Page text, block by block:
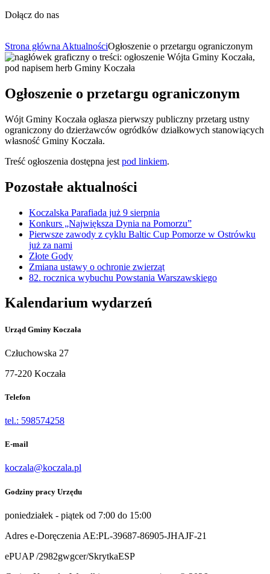
Dołącz do nas
Strona główna AktualnościOgłoszenie o przetargu ograniczonym
Ogłoszenie o przetargu ograniczonym
Wójt Gminy Koczała ogłasza pierwszy publiczny przetarg ustny
ograniczony do dzierżawców ogródków działkowych stanowiących
własność Gminy Koczała.
Treść ogłoszenia dostępna jest pod linkiem.
Pozostałe aktualności
Koczalska Parafiada już 9 sierpnia
Konkurs „Największa Dynia na Pomorzu”
Pierwsze zawody z cyklu Baltic Cup Pomorze w Ostrówku
już za nami
Złote Gody
Zmiana ustawy o ochronie zwierząt
82. rocznica wybuchu Powstania Warszawskiego
Kalendarium wydarzeń
Urząd Gminy Koczała
Człuchowska 27
77-220 Koczała
Telefon
tel.: 598574258
E-mail
koczala@koczala.pl
Godziny pracy Urzędu
poniedziałek - piątek od 7:00 do 15:00
Adres e-Doręczenia AE:PL-39687-86905-JHAJF-21
ePUAP /2982gwgcer/SkrytkaESP